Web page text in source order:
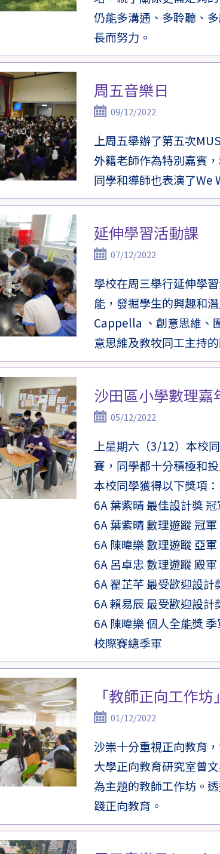
仍能多溝通、多聆聽、
長而努力。
周五音樂日
09/12/2022
上周五舉辦了第五次
外籍老師作為特別嘉賓
同學和導師也表演了We
延伸學習活動課
07/12/2022
學校在周三舉行延伸學
能，發掘學生的興趣和
Cappella 、創意思維、
意思維及教牧同工主持
沙田區小學數理嘉
05/12/2022
上星期六（3/12）本校
賽，同學都十分積極和投
本校同學獲得以下獎項：
6A 葉紫晴 最佳設計獎 冠
6A 葉紫晴 數理遊蹤 冠軍
6A 陳暐樂 數理遊蹤 亞軍
6A 呂卓忠 數理遊蹤 殿軍
6A 翟芷芊 最受歡迎設計
6A 賴易辰 最受歡迎設計
6A 陳暐樂 個人全能獎 季
校際賽總季軍
「教師正向工作坊」
01/12/2022
沙崇十分重視正向教育
大學正向教育研究室曾
為主題的教師工作坊。
踐正向教育。